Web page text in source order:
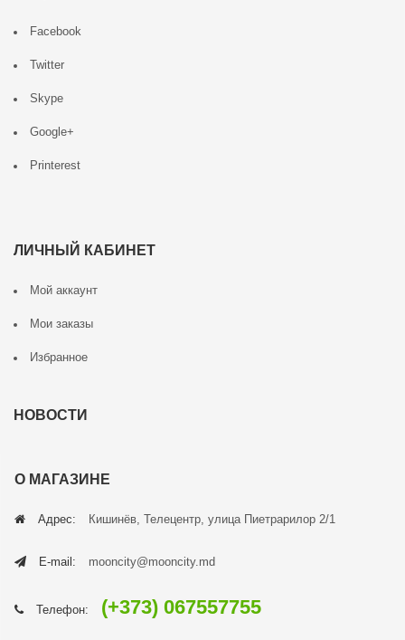
Facebook
Twitter
Skype
Google+
Printerest
ЛИЧНЫЙ КАБИНЕТ
Мой аккаунт
Мои заказы
Избранное
НОВОСТИ
О МАГАЗИНЕ
Адрес: Кишинёв, Телецентр, улица Пиетрарилор 2/1
E-mail: mooncity@mooncity.md
Телефон: (+373) 067557755